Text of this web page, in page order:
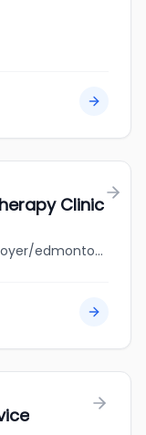
Clinic
jobbank.gc.ca/browsejobs/employer/edmonton+physical+therapy+clinic/ca